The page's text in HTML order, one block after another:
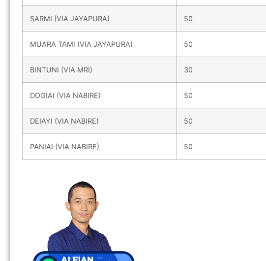
SARMI (VIA JAYAPURA) 50
MUARA TAMI (VIA JAYAPURA) 50
BINTUNI (VIA MRI) 30
DOGIAI (VIA NABIRE) 50
DEIAYI (VIA NABIRE) 50
PANIAI (VIA NABIRE) 50